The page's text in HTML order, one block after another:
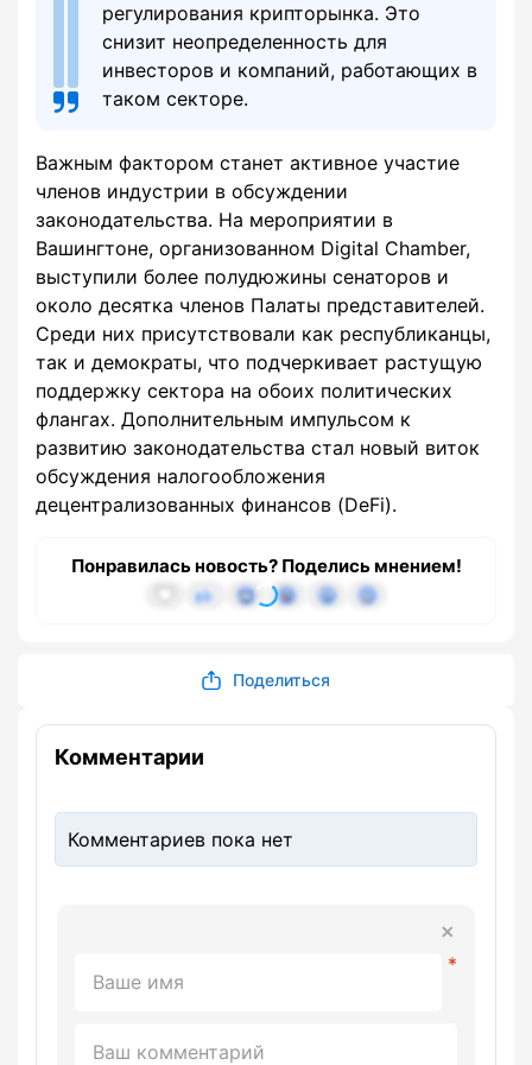
регулирования крипторынка. Это
снизит неопределенность для
инвесторов и компаний, работающих в
таком секторе.
Важным фактором станет активное участие
членов индустрии в обсуждении
законодательства. На мероприятии в
Вашингтоне, организованном Digital Chamber,
выступили более полудюжины сенаторов и
около десятка членов Палаты представителей.
Среди них присутствовали как республиканцы,
так и демократы, что подчеркивает растущую
поддержку сектора на обоих политических
флангах. Дополнительным импульсом к
развитию законодательства стал новый виток
обсуждения налогообложения
децентрализованных финансов (DeFi).
Понравилась новость? Поделись мнением!
Поделиться
Комментарии
Комментариев пока нет